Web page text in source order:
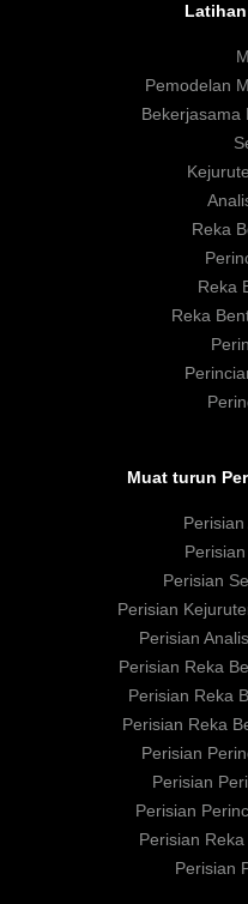
Pemodelan
Bekerjasama
Reka
Reka
Reka
Muat turun
Perisian
Perisian
Perisian
Perisian Reka
Perisian Reka
Perisian Reka
Perisian
Perisian
Perisian
Perisian
Perisian